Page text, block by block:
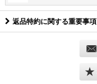
返品特約に関する重要事項